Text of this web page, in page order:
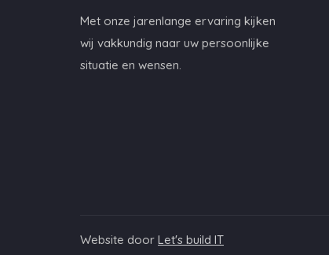
Met onze jarenlange ervaring kijken
wij vakkundig naar uw persoonlijke
situatie en wensen.
Website door Let's build IT